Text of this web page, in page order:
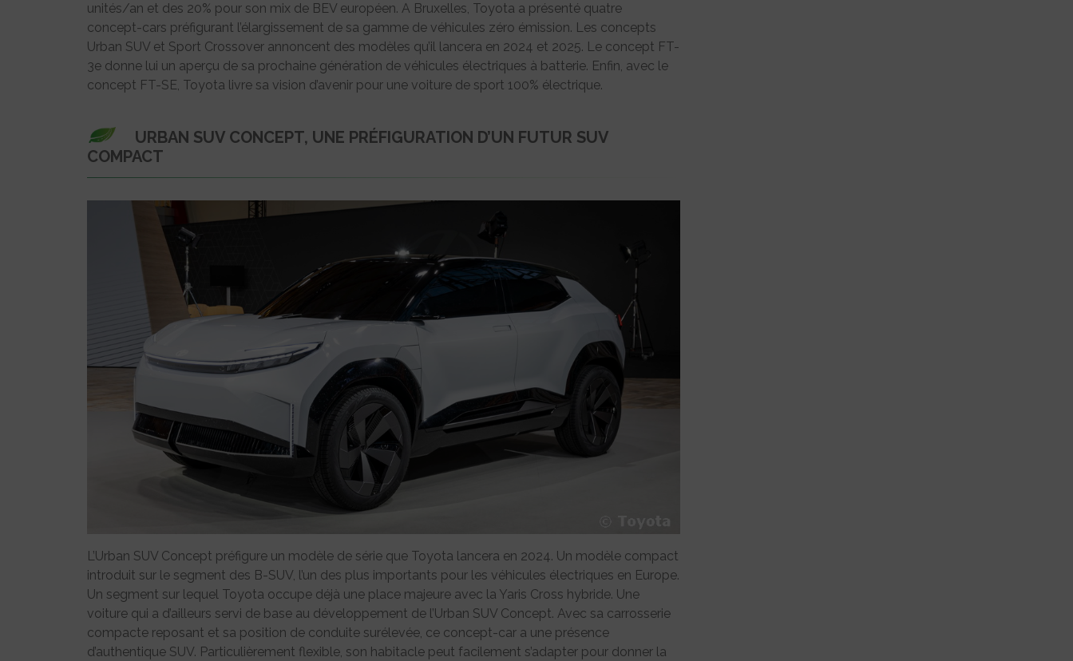
unités/an et des 20% pour son mix de BEV européen. A Bruxelles, Toyota a présenté quatre
concept-cars préfigurant l’élargissement de sa gamme de véhicules zéro émission. Les concepts
Urban SUV et Sport Crossover annoncent des modèles qu’il lancera en 2024 et 2025. Le concept FT-
3e donne lui un aperçu de sa prochaine génération de véhicules électriques à batterie. Enfin, avec le
concept FT-SE, Toyota livre sa vision d’avenir pour une voiture de sport 100% électrique.
URBAN SUV CONCEPT, UNE PRÉFIGURATION D’UN FUTUR SUV
COMPACT
L’Urban SUV Concept préfigure un modèle de série que Toyota lancera en 2024. Un modèle compact
introduit sur le segment des B-SUV, l’un des plus importants pour les véhicules électriques en Europe.
Un segment sur lequel Toyota occupe déjà une place majeure avec la Yaris Cross hybride. Une
voiture qui a d’ailleurs servi de base au développement de l’Urban SUV Concept. Avec sa carrosserie
compacte reposant et sa position de conduite surélevée, ce concept-car a une présence
d’authentique SUV. Particulièrement flexible, son habitacle peut facilement s’adapter pour donner la